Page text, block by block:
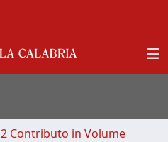
2 Contributo in Volume